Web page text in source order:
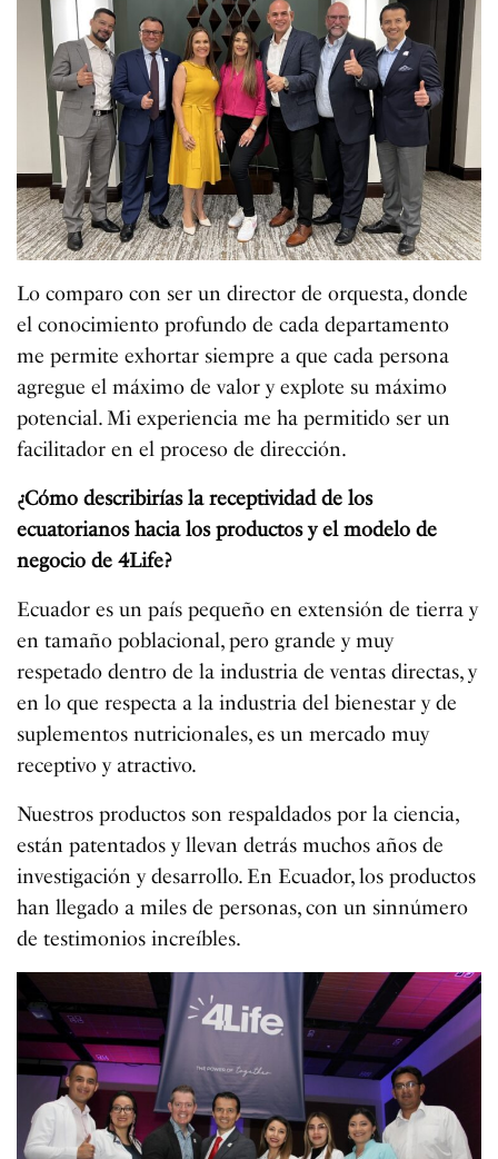
Lo comparo con ser un director de orquesta, donde
el conocimiento profundo de cada departamento
me permite exhortar siempre a que cada persona
agregue el máximo de valor y explote su máximo
potencial. Mi experiencia me ha permitido ser un
facilitador en el proceso de dirección.
¿Cómo describirías la receptividad de los
ecuatorianos hacia los productos y el modelo de
negocio de 4Life?
Ecuador es un país pequeño en extensión de tierra y
en tamaño poblacional, pero grande y muy
respetado dentro de la industria de ventas directas, y
en lo que respecta a la industria del bienestar y de
suplementos nutricionales, es un mercado muy
receptivo y atractivo.
Nuestros productos son respaldados por la ciencia,
están patentados y llevan detrás muchos años de
investigación y desarrollo. En Ecuador, los productos
han llegado a miles de personas, con un sinnúmero
de testimonios increíbles.